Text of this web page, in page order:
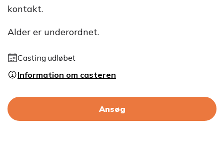
kontakt.
Alder er underordnet.
Casting udløbet
Information om casteren
Ansøg